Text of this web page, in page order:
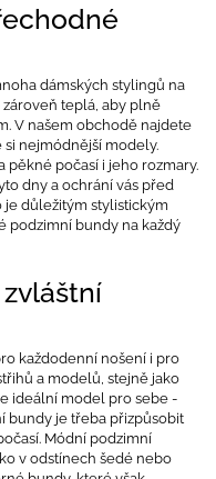
dámských stylingů na
teplá, aby plně
V našem obchodě najdete
nejmódnější modely.
počasí i jeho rozmary.
dny a ochrání vás před
důležitým stylistickým
podzimní bundy na každý
každodenní nošení i pro
a modelů, stejně jako
ideální model pro sebe -
bundy je třeba přizpůsobit
Módní podzimní
v odstínech šedé nebo